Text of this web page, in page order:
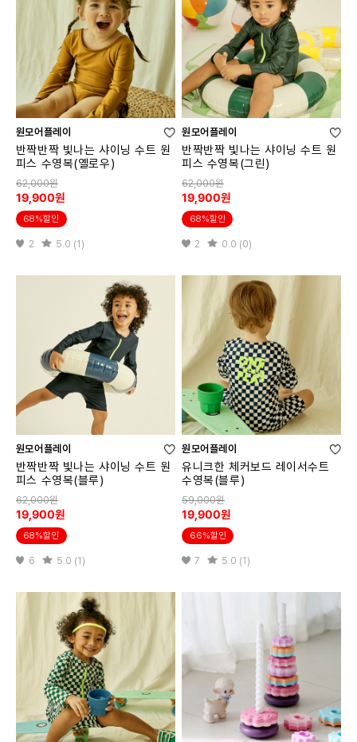
원모어플레이
반짝반짝 빛나는 샤이닝 수트 원
피스 수영복(옐로우)
62,000원
19,900원
68%할인
2 5.0 (1)
원모어플레이
반짝반짝 빛나는 샤이닝 수트 원
피스 수영복(그린)
62,000원
19,900원
68%할인
2 0.0 (0)
원모어플레이
반짝반짝 빛나는 샤이닝 수트 원
피스 수영복(블루)
62,000원
19,900원
68%할인
6 5.0 (1)
원모어플레이
유니크한 체커보드 레이서수트
수영복(블루)
59,000원
19,900원
66%할인
7 5.0 (1)